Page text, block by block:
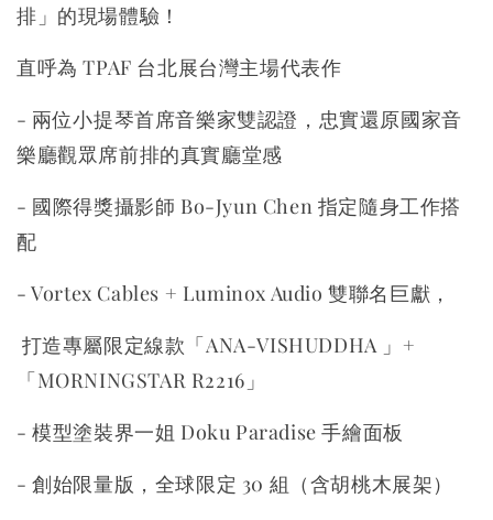
排」的現場體驗！
直呼為 TPAF 台北展台灣主場代表作
- 兩位小提琴首席音樂家雙認證，忠實還原國家音
樂廳觀眾席前排的真實廳堂感
- 國際得獎攝影師 Bo-Jyun Chen 指定隨身工作搭
配
- Vortex Cables + Luminox Audio 雙聯名巨獻，
打造專屬限定線款「ANA-VISHUDDHA 」+
「MORNINGSTAR R2216」
- 模型塗裝界一姐 Doku Paradise 手繪面板
- 創始限量版，全球限定 30 組（含胡桃木展架）